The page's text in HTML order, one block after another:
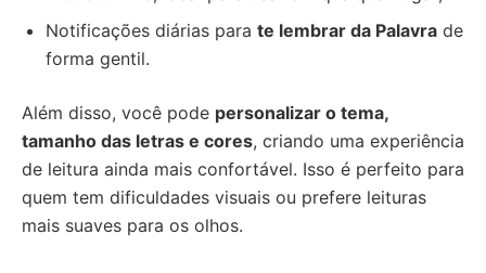
Notificações diárias para te lembrar da Palavra de
forma gentil.
Além disso, você pode personalizar o tema,
tamanho das letras e cores, criando uma experiência
de leitura ainda mais confortável. Isso é perfeito para
quem tem dificuldades visuais ou prefere leituras
mais suaves para os olhos.